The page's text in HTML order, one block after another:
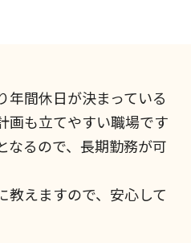
年間休日が決まっている
画も立てやすい職場です
なるので、長期勤務が可
教えますので、安心して